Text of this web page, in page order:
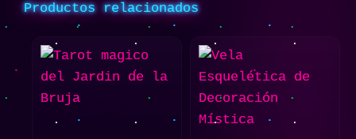
Productos relacionados